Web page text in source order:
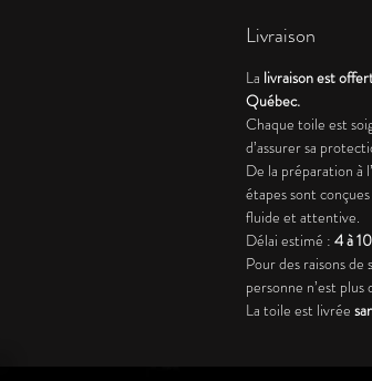
Livraison
La livraison est
Québec.
Chaque toile est
d’assurer sa
De la préparation à
étapes sont
fluide et attentive.
Délai estimé : 4 à
Pour des raisons
personne n’est plus
La toile est livrée